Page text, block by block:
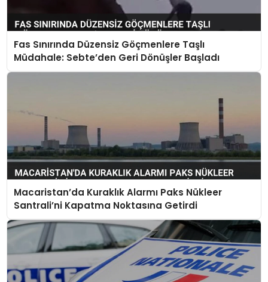
Fas Sınırında Düzensiz Göçmenlere Taşlı
Müdahale: Sebte’den Geri Dönüşler Başladı
Macaristan’da Kuraklık Alarmı Paks Nükleer
Santrali’ni Kapatma Noktasına Getirdi